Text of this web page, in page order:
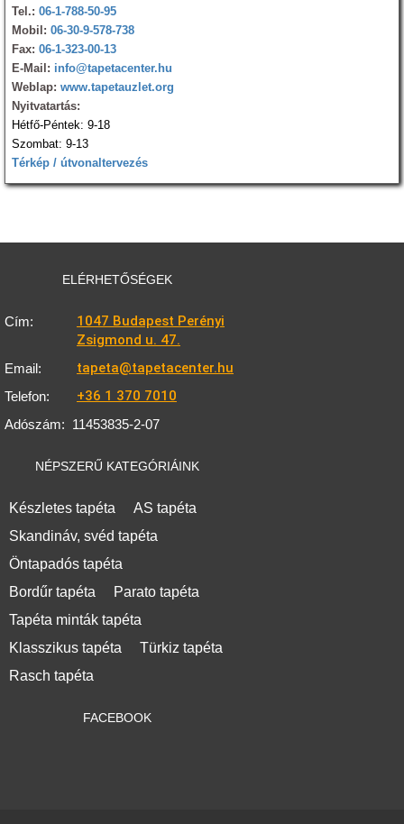
Tel.: 06-1-788-50-95
Mobil: 06-30-9-578-738
Fax: 06-1-323-00-13
E-Mail: info@tapetacenter.hu
Weblap: www.tapetauzlet.org
Nyitvatartás:
Hétfő-Péntek: 9-18
Szombat: 9-13
Térkép / útvonaltervezés
ELÉRHETŐSÉGEK
Cím:
1047 Budapest Perényi
Zsigmond u. 47.
Email: tapeta@tapetacenter.hu
Telefon: +36 1 370 7010
Adószám: 11453835-2-07
NÉPSZERŰ KATEGÓRIÁINK
Készletes tapéta
AS tapéta
Skandináv, svéd tapéta
Öntapadós tapéta
Bordűr tapéta
Parato tapéta
Tapéta minták tapéta
Klasszikus tapéta
Türkiz tapéta
Rasch tapéta
FACEBOOK